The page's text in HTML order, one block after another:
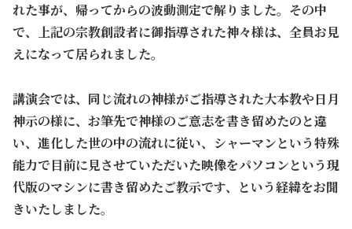
れた事が、帰ってからの波動測定で解りました。その中
で、上記の宗教創設者に御指導された神々様は、全員お見
えになって居られました。
講演会では、同じ流れの神様がご指導された大本教や日月
神示の様に、お筆先で神様のご意志を書き留めたのと違
い、進化した世の中の流れに従い、シャーマンという特殊
能力で目前に見させていただいた映像をパソコンという現
代版のマシンに書き留めたご教示です、という経緯をお聞
きいたしました。